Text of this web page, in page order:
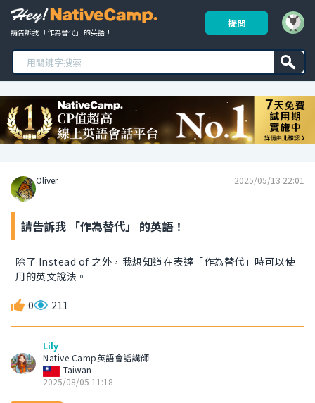
請告訴我 「作為替代」 的英語！
提問
Oliver 2025/05/13 22:01
請告訴我 「作為替代」 的英語！
除了 Instead of 之外，我想知道在表達「作為替代」時可以使
用的英文說法。
0 211
Lily
Native Camp英語會話講師
Taiwan
2025/08/05 11:18